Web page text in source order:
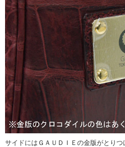
サイドにはＧＡＵＤＩＥの金版がとり